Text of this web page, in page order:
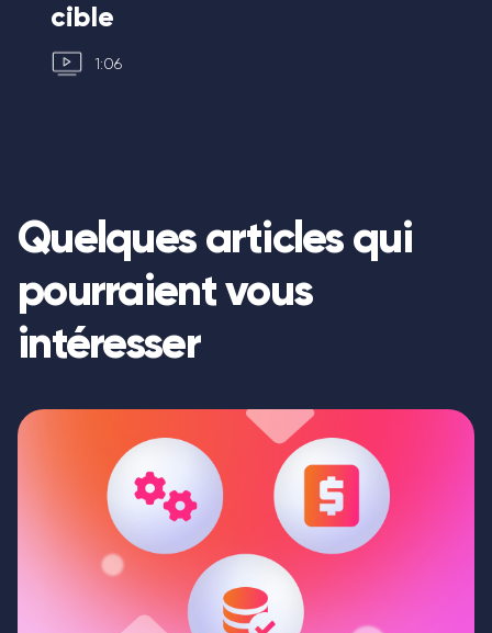
cible
1:06
Quelques articles qui
pourraient vous
intéresser